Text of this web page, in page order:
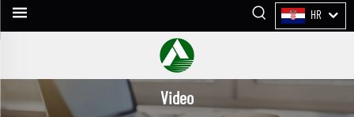
HR
Video